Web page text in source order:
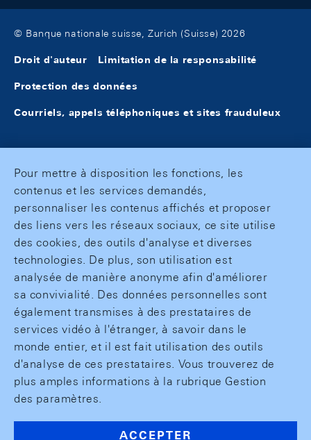
© Banque nationale suisse, Zurich (Suisse) 2026
Droit d'auteur Limitation de la responsabilité
Protection des données
Courriels, appels téléphoniques et sites frauduleux
Pour mettre à disposition les fonctions, les
contenus et les services demandés,
personnaliser les contenus affichés et proposer
des liens vers les réseaux sociaux, ce site utilise
des cookies, des outils d'analyse et diverses
technologies. De plus, son utilisation est
analysée de manière anonyme afin d'améliorer
sa convivialité. Des données personnelles sont
également transmises à des prestataires de
services vidéo à l'étranger, à savoir dans le
monde entier, et il est fait utilisation des outils
d'analyse de ces prestataires. Vous trouverez de
plus amples informations à la rubrique Gestion
des paramètres.
ACCEPTER